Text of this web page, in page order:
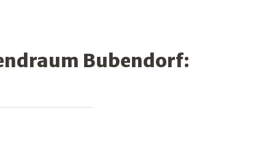
Bubendorf: